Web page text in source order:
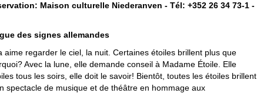
Maison culturelle Niederanven - Tél: +352 26 34 73-1 -
des signes allemandes
aime regarder le ciel, la nuit. Certaines étoiles brillent plus que
Avec la lune, elle demande conseil à Madame Étoile. Elle
tous les soirs, elle doit le savoir! Bientôt, toutes les étoiles brillent
spectacle de musique et de théâtre en hommage aux